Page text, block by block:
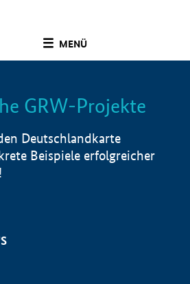
MENÜ
Info
GRW-Projekte
Deutschlandkarte
Beispiele erfolgreicher